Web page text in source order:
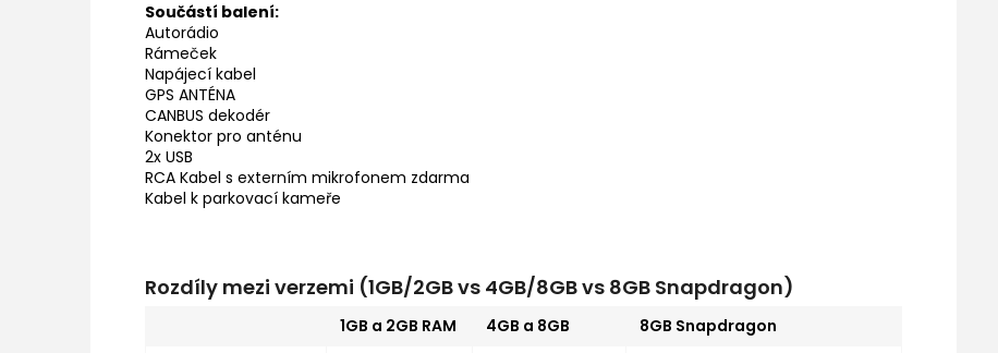
Součástí balení:
Autorádio
Rámeček
Napájecí kabel
GPS ANTÉNA
CANBUS dekodér
Konektor pro anténu
2x USB
RCA Kabel s externím mikrofonem zdarma
Kabel k parkovací kameře
Rozdíly mezi verzemi (1GB/2GB vs 4GB/8GB vs 8GB Snapdragon)
1GB a 2GB RAM 4GB a 8GB
8GB Snapdragon